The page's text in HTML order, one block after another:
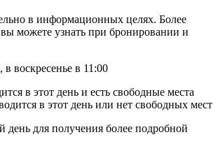
в информационных целях. Более
можете узнать при бронировании и
воскресенье в 11:00
в этот день и есть свободные места
в этот день или нет свободных мест
для получения более подробной